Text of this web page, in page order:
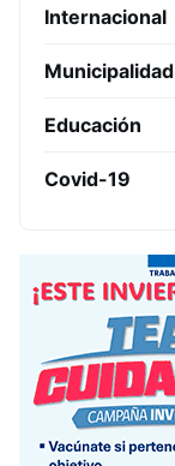
Internacional
Municipalidad
Educación
Covid-19